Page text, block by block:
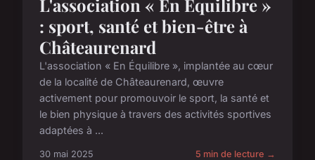
L'association « En Équilibre »
: sport, santé et bien-être à
Châteaurenard
L'association « En Équilibre », implantée au cœur
de la localité de Châteaurenard, œuvre
activement pour promouvoir le sport, la santé et
le bien physique à travers des activités sportives
adaptées à ...
30 mai 2025 5 min de lecture →